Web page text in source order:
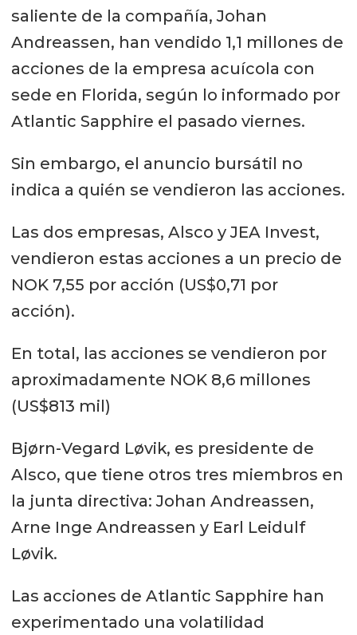
saliente de la compañía, Johan
Andreassen, han vendido 1,1 millones de
acciones de la empresa acuícola con
sede en Florida, según lo informado por
Atlantic Sapphire el pasado viernes.
Sin embargo, el anuncio bursátil no
indica a quién se vendieron las acciones.
Las dos empresas, Alsco y JEA Invest,
vendieron estas acciones a un precio de
NOK 7,55 por acción (US$0,71 por
acción).
En total, las acciones se vendieron por
aproximadamente NOK 8,6 millones
(US$813 mil)
Bjørn-Vegard Løvik, es presidente de
Alsco, que tiene otros tres miembros en
la junta directiva: Johan Andreassen,
Arne Inge Andreassen y Earl Leidulf
Løvik.
Las acciones de Atlantic Sapphire han
experimentado una volatilidad